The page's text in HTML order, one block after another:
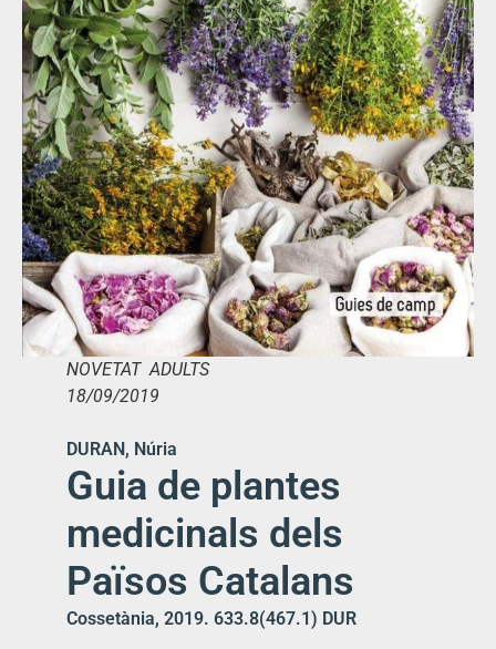
NOVETAT ADULTS
18/09/2019
DURAN, Núria
Guia de plantes
medicinals dels
Països Catalans
Cossetània, 2019. 633.8(467.1) DUR